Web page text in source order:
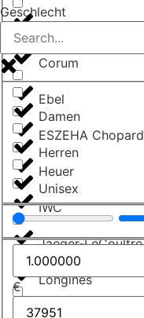
Chopard
Corum
Ebel
ESZEHA Chopard
Heuer
IWC
Jaeger-LeCoultre
Longines
Geschlecht
Damen
Herren
Unisex
€